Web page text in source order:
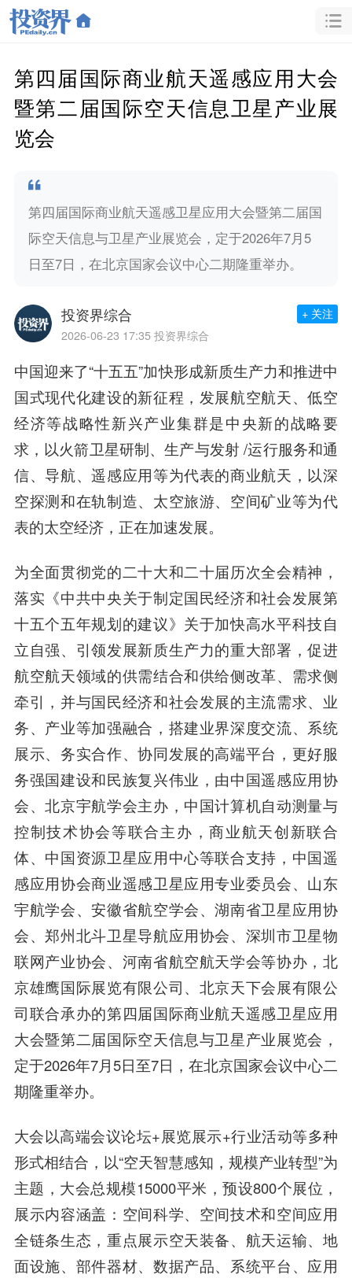
第四届国际商业航天遥感应用大会
暨第二届国际空天信息卫星产业展
览会
第四届国际商业航天遥感卫星应用大会暨第二届国
际空天信息与卫星产业展览会，定于2026年7月5
日至7日，在北京国家会议中心二期隆重举办。
投资界综合
2026-06-23 17:35 投资界综合
+ 关注
中国迎来了“十五五”加快形成新质生产力和推进中
国式现代化建设的新征程，发展航空航天、低空
经济等战略性新兴产业集群是中央新的战略要
求，以火箭卫星研制、生产与发射 /运行服务和通
信、导航、遥感应用等为代表的商业航天，以深
空探测和在轨制造、太空旅游、空间矿业等为代
表的太空经济，正在加速发展。
为全面贯彻党的二十大和二十届历次全会精神，
落实《中共中央关于制定国民经济和社会发展第
十五个五年规划的建议》关于加快高水平科技自
立自强、引领发展新质生产力的重大部署，促进
航空航天领域的供需结合和供给侧改革、需求侧
牵引，并与国民经济和社会发展的主流需求、业
务、产业等加强融合，搭建业界深度交流、系统
展示、务实合作、协同发展的高端平台，更好服
务强国建设和民族复兴伟业，由中国遥感应用协
会、北京宇航学会主办，中国计算机自动测量与
控制技术协会等联合主办，商业航天创新联合
体、中国资源卫星应用中心等联合支持，中国遥
感应用协会商业遥感卫星应用专业委员会、山东
宇航学会、安徽省航空学会、湖南省卫星应用协
会、郑州北斗卫星导航应用协会、深圳市卫星物
联网产业协会、河南省航空航天学会等协办，北
京雄鹰国际展览有限公司、北京天下会展有限公
司联合承办的第四届国际商业航天遥感卫星应用
大会暨第二届国际空天信息与卫星产业展览会，
定于2026年7月5日至7日，在北京国家会议中心二
期隆重举办。
大会以高端会议论坛+展览展示+行业活动等多种
形式相结合，以“空天智慧感知，规模产业转型”为
主题，大会总规模15000平米，预设800个展位，
展示内容涵盖：空间科学、空间技术和空间应用
全链条生态，重点展示空天装备、航天运输、地
面设施、部件器材、数据产品、系统平台、应用